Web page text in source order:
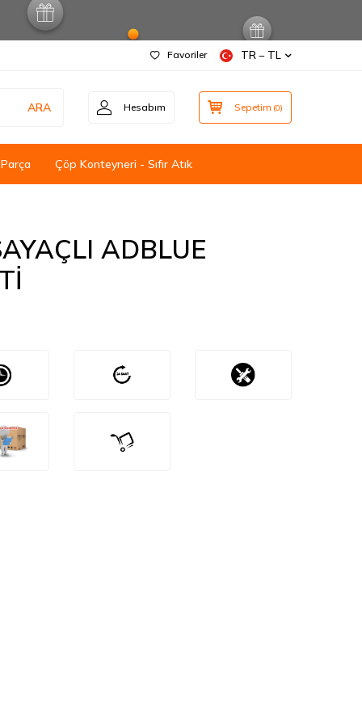
Favoriler TR − TL
ARA Hesabım Sepetim (0)
Çöp Konteyneri - Sıfır Atık
ADBLUE